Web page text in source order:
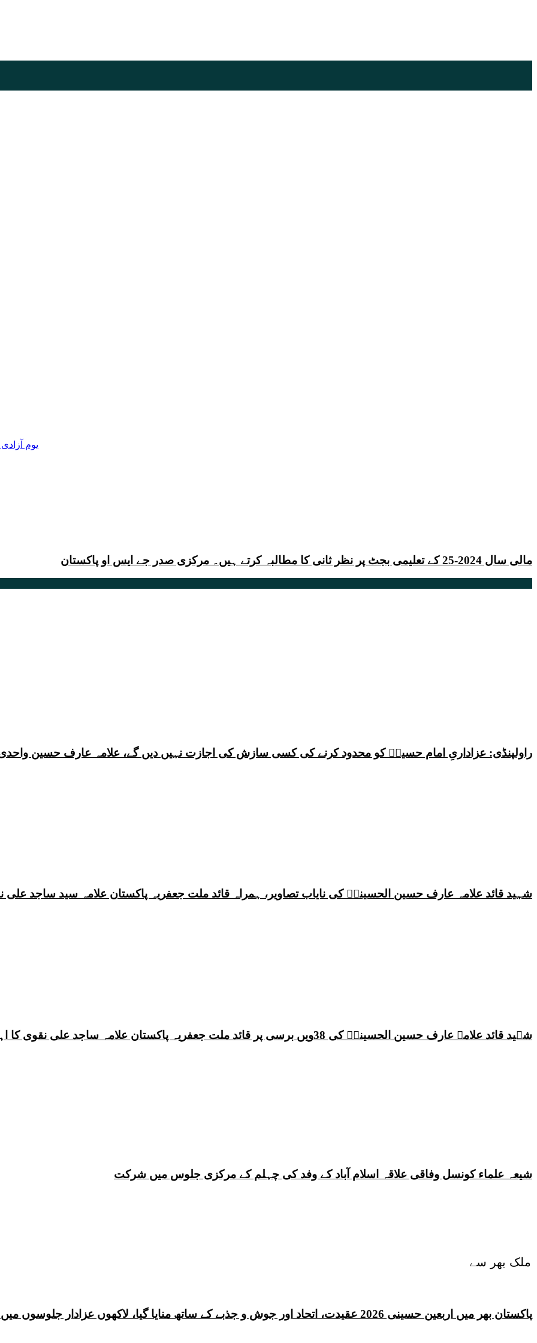
ملک بھر سے
مالی سال 2024-25 کے تعلیمی بجٹ پر نظر ثانی کا مطالبہ کرتے ہیں۔ مرکزی صدر جے ایس او پاکستان
راولپنڈی: عزاداریِ امام حسینؑ کو محدود کرنے کی کسی سازش کی اجازت نہیں دیں گے، علامہ عارف حسین
شہید قائد علامہ عارف حسین الحسینیؒ کی نایاب تصاویر، ہمراہ قائد ملت جعفریہ پاکستان علامہ سید ساجد علی
شہید قائد علامہ عارف حسین الحسینیؒ کی 38ویں برسی پر قائد ملت جعفریہ پاکستان علامہ ساجد علی نقوی کا اہم پیغام
شیعہ علماء کونسل وفاقی علاقہ اسلام آباد کے وفد کی چہلم کے مرکزی جلوس میں شرکت
پاکستان بھر میں اربعین حسینی 2026 عقیدت، اتحاد اور جوش و جذبے کے ساتھ منایا گیا، لاکھوں عزادار جلوسوں میں شریک